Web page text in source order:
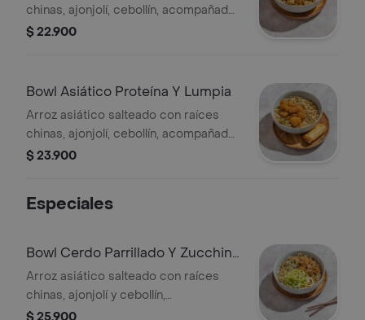
chinas, ajonjolí, cebollín, acompañado
de proteína a elección y vegetales
$ 22.900
Bowl Asiático Proteína Y Lumpia
Arroz asiático salteado con raíces
chinas, ajonjolí, cebollín, acompañado
de proteína a elección y lumpia.
$ 23.900
Especiales
Bowl Cerdo Parrillado Y Zucchini
Noodles
Arroz asiático salteado con raíces
chinas, ajonjolí y cebollín,
acompañado con cerdo parrillado